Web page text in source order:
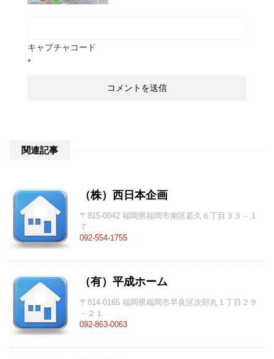
キャプチャコード
*
関連記事
（株）西日本企画
〒815-0042 福岡県福岡市南区若久６丁目３３－１
７
092-554-1755
（有）平成ホーム
〒814-0165 福岡県福岡市早良区次郎丸１丁目２９
－２１
092-863-0063